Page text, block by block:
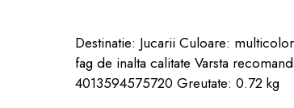
Destinatie: Jucarii Culoare:
fag de inalta calitate Varsta
4013594575720 Greutate: 0.72 kg